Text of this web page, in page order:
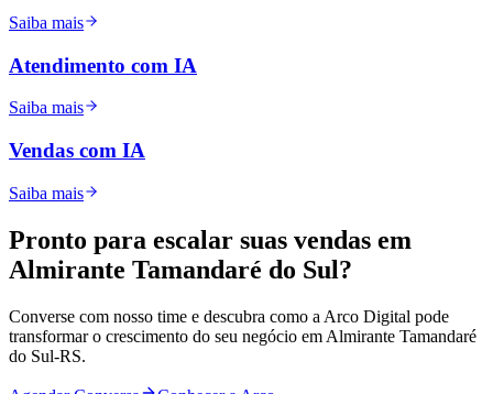
Saiba mais
Atendimento com IA
Saiba mais
Vendas com IA
Saiba mais
Pronto para escalar suas vendas em
Almirante Tamandaré do Sul?
Converse com nosso time e descubra como a Arco Digital pode
transformar o crescimento do seu negócio em Almirante Tamandaré
do Sul-RS.